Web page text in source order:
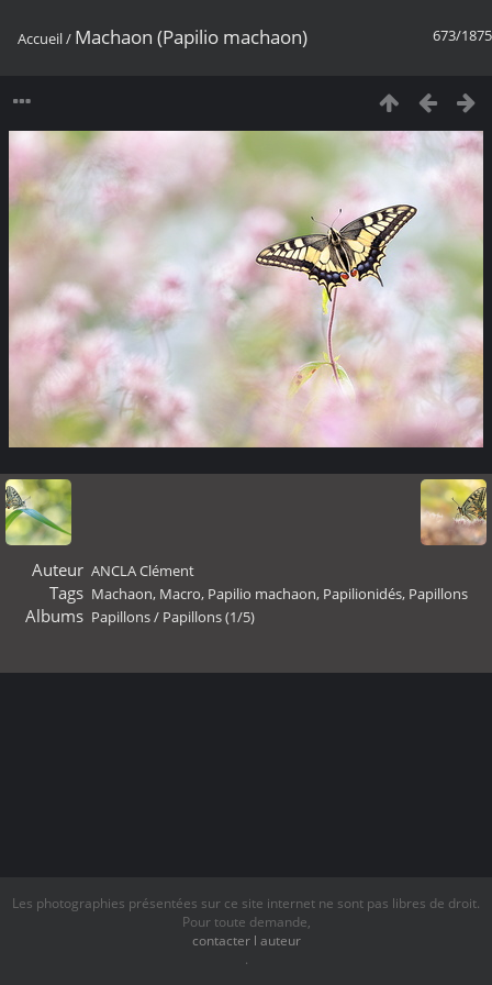
673/1875
Accueil/ Machaon (Papilio machaon)
Auteur ANCLA Clément
Tags Machaon, Macro, Papilio machaon, Papilionidés, Papillons
Albums Papillons/ Papillons (1/5)
Les photographies présentées sur ce site internet ne sont pas libres de droit.
Pour toute demande,
contacter l auteur
.